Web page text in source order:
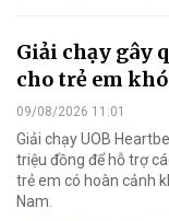
Giải chạy gây
cho trẻ em
09/08/2026 11:01
Giải chạy UOB
triệu đồng để hỗ trợ
trẻ em có hoàn cảnh
Nam.